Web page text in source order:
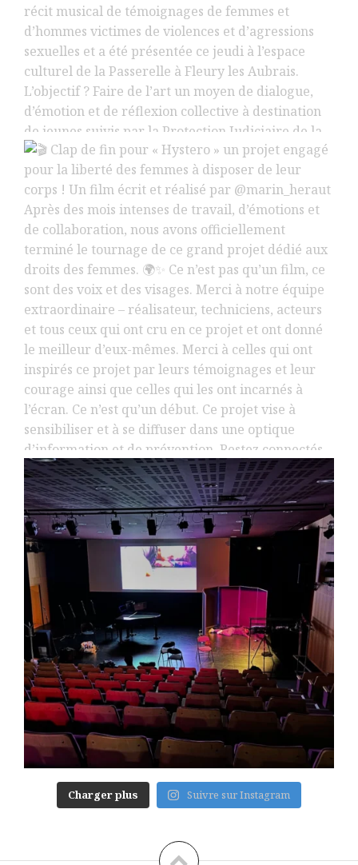
Charger plus Suivre sur Instagram